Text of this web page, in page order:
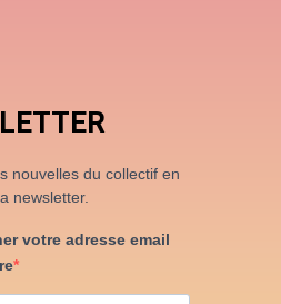
nouvelles du collectif en
newsletter.
votre adresse email